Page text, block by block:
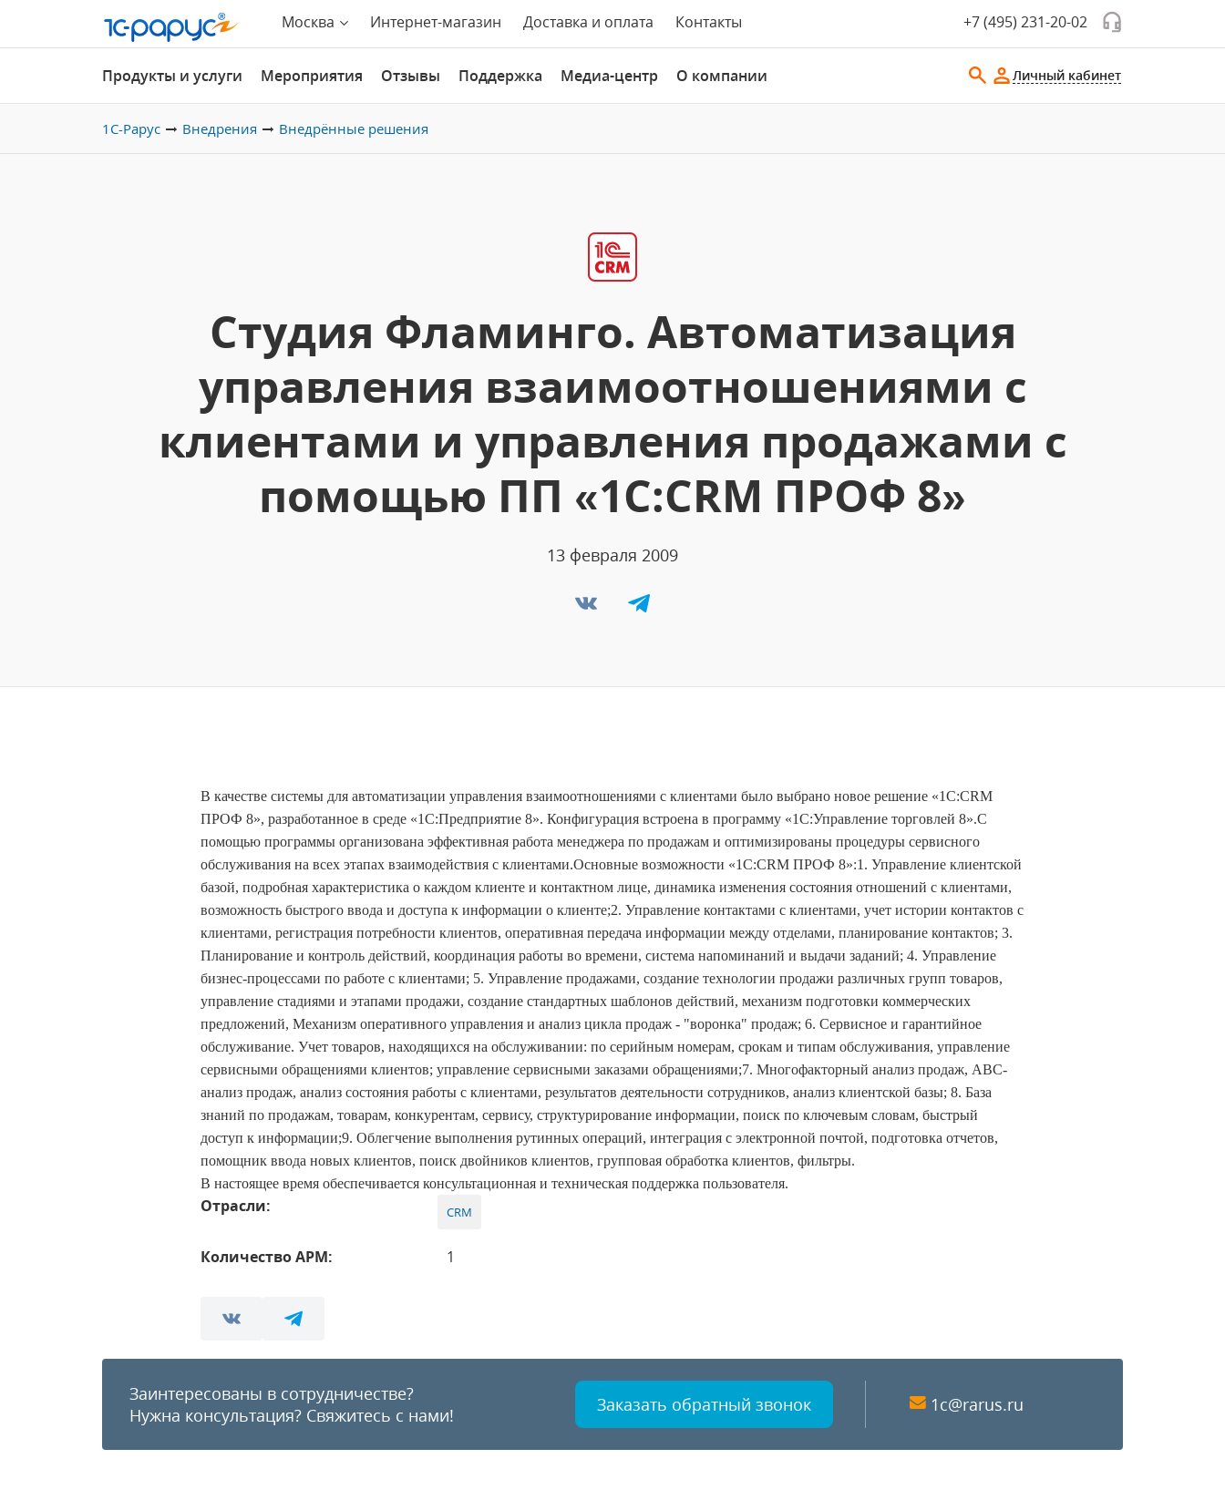
Москва Интернет-магазин Доставка и оплата Контакты +7 (495) 231-20-02
Продукты и услуги Мероприятия Отзывы Поддержка Медиа-центр О компании Личный кабинет
1С-Рарус Внедрения Внедрённые решения
Студия Фламинго. Автоматизация
управления взаимоотношениями с
клиентами и управления продажами с
помощью ПП «1С:CRM ПРОФ 8»
13 февраля 2009
В качестве системы для автоматизации управления взаимоотношениями с клиентами было выбрано новое решение «1С:CRM
ПРОФ 8», разработанное в среде «1С:Предприятие 8». Конфигурация встроена в программу «1С:Управление торговлей 8».С
помощью программы организована эффективная работа менеджера по продажам и оптимизированы процедуры сервисного
обслуживания на всех этапах взаимодействия с клиентами.Основные возможности «1С:CRM ПРОФ 8»:1. Управление клиентской
базой, подробная характеристика о каждом клиенте и контактном лице, динамика изменения состояния отношений с клиентами,
возможность быстрого ввода и доступа к информации о клиенте;2. Управление контактами с клиентами, учет истории контактов с
клиентами, регистрация потребности клиентов, оперативная передача информации между отделами, планирование контактов;3.
Планирование и контроль действий, координация работы во времени, система напоминаний и выдачи заданий;4. Управление
бизнес-процессами по работе с клиентами; 5. Управление продажами, создание технологии продажи различных групп товаров,
управление стадиями и этапами продажи, создание стандартных шаблонов действий, механизм подготовки коммерческих
предложений, Механизм оперативного управления и анализ цикла продаж - "воронка" продаж;6. Сервисное и гарантийное
обслуживание. Учет товаров, находящихся на обслуживании: по серийным номерам, срокам и типам обслуживания, управление
сервисными обращениями клиентов; управление сервисными заказами обращениями;7. Многофакторный анализ продаж, АВС-
анализ продаж, анализ состояния работы с клиентами, результатов деятельности сотрудников, анализ клиентской базы;8. База
знаний по продажам, товарам, конкурентам, сервису, структурирование информации, поиск по ключевым словам, быстрый
доступ к информации;9. Облегчение выполнения рутинных операций, интеграция с электронной почтой, подготовка отчетов,
помощник ввода новых клиентов, поиск двойников клиентов, групповая обработка клиентов, фильтры.
В настоящее время обеспечивается консультационная и техническая поддержка пользователя.
Отрасли: CRM
Количество АРМ: 1
Заинтересованы в сотрудничестве?
Нужна консультация? Свяжитесь с нами! Заказать обратный звонок 1c@rarus.ru